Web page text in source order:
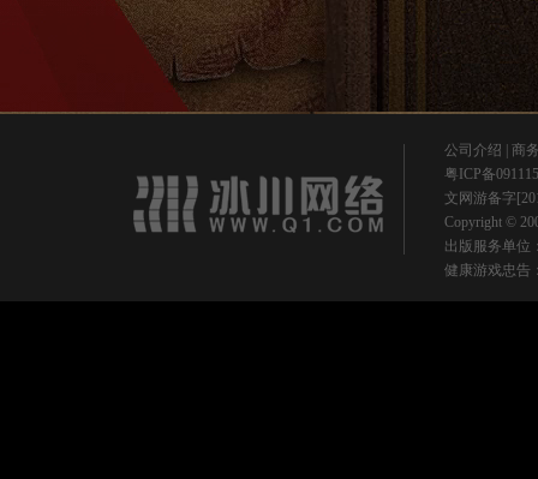
公司介绍
商
粤ICP备
文网游备字
Copyright ©
出版服务单位
健康游戏忠告